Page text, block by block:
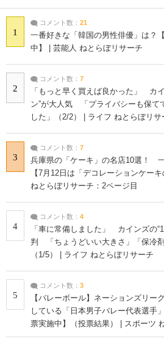
1
コメント数： 21
一番好きな「韓国の男性俳優」は？
中】 | 芸能人 ねとらぼリサーチ
2
コメント数： 7
「もっと早く買えば良かった」 カ
ン”が大人気 「プライバシーも保て
した」（2/2） | ライフ ねとらぼリサ
3
コメント数： 7
兵庫県の「ケーキ」の名店10選！
【7月12日は「デコレーションケー
ねとらぼリサーチ：2ページ目
4
コメント数： 4
「車に常備しました」 カインズの
判 「ちょうどいい大きさ」「保冷剤
（1/5） | ライフ ねとらぼリサーチ
5
コメント数： 3
【バレーボール】ネーションズリー
している「日本男子バレー代表選手
票実施中】（投票結果） | スポーツ